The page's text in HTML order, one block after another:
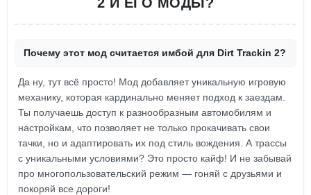
Почему этот мод считается имбой для Dirt Trackin 2?
Да ну, тут всё просто! Мод добавляет уникальную игровую
механику, которая кардинально меняет подход к заездам.
Ты получаешь доступ к разнообразным автомобилям и
настройкам, что позволяет не только прокачивать свои
тачки, но и адаптировать их под стиль вождения. А трассы
с уникальными условиями? Это просто кайф! И не забывай
про многопользовательский режим — гоняй с друзьями и
покоряй все дороги!